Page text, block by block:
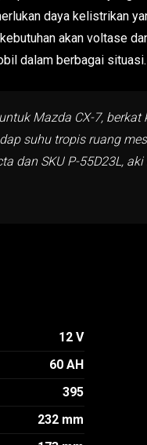
daya kelistrikan
akan voltase
dalam berbagai situasi.
Mazda CX-7,
suhu tropis ruang
dan SKU P-55D23L,
12 V
60 AH
395
232 mm